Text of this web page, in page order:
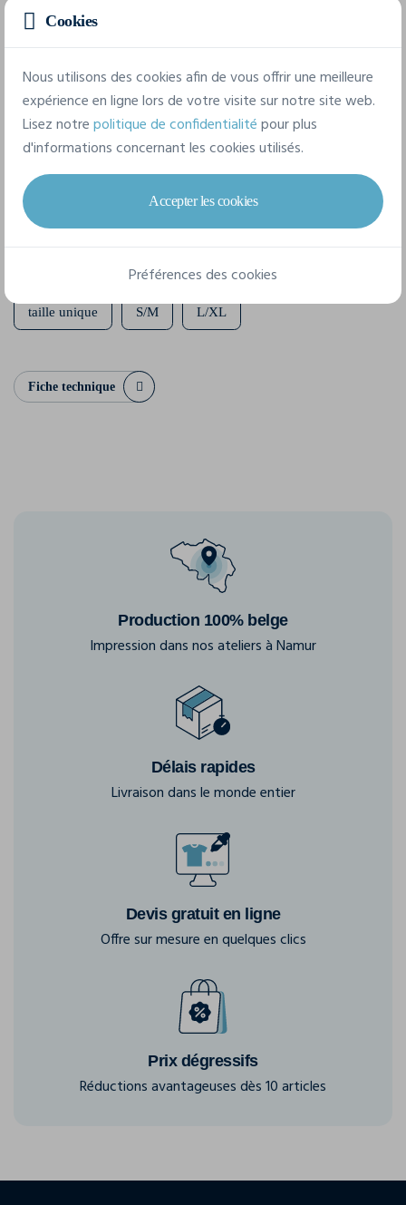
Flexfit
Référence
6511MM
Composition
élasthanne, dos: 100% polyester
3 tailles disponibles
taille unique S/M L/XL
Fiche technique
Production 100% belge
Impression dans nos ateliers à Namur
Délais rapides
Livraison dans le monde entier
Devis gratuit en ligne
Offre sur mesure en quelques clics
Prix dégressifs
Réductions avantageuses dès 10 articles
Cookies
Nous utilisons des cookies afin de vous offrir une meilleure
expérience en ligne lors de votre visite sur notre site web.
Lisez notrepolitique de confidentialitépour plus
d'informations concernant les cookies utilisés.
Accepter les cookies
Préférences des cookies